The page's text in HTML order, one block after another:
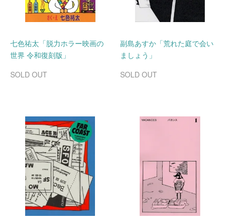
七色祐太「脱力ホラー映画の
世界 令和復刻版」
SOLD OUT
副島あすか「荒れた庭で会い
ましょう」
SOLD OUT